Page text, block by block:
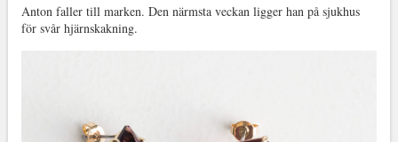
Anton faller till marken. Den närmsta veckan ligger han på sjukhus
för svår hjärnskakning.